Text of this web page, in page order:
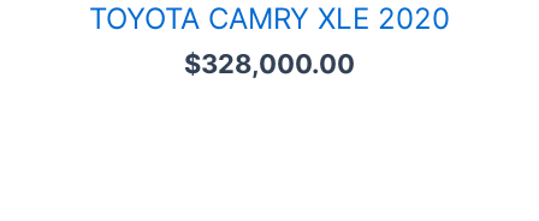
TOYOTA CAMRY XLE 2020
$328,000.00